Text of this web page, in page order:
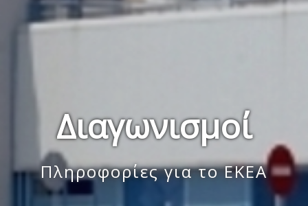
Διαγωνισμοί
Πληροφορίες για το ΕΚΕΑ